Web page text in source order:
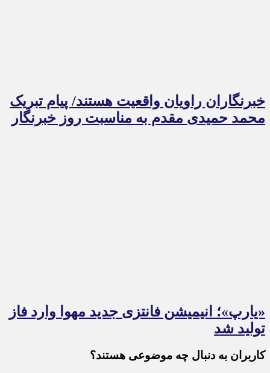
خبرنگاران راویان واقعیت هستند/ پیام تبریک
محمد حمیدی مقدم به مناسبت روز خبرنگار
«یارپ»؛ انیمیشن فانتزی جدید مهوا وارد فاز
تولید شد
کاربران به دنبال چه موضوعی هستند؟